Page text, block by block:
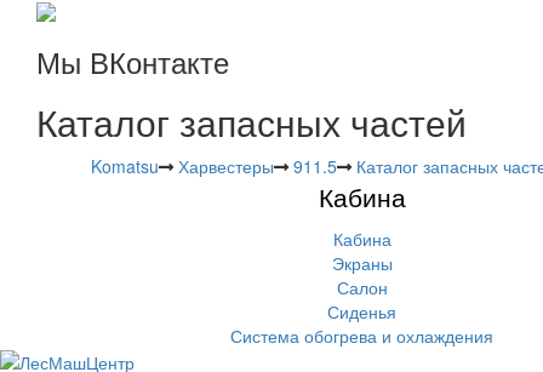
Мы ВКонтакте
Каталог запасных частей
Komatsu Харвестеры 911.5 Каталог запасных
Кабина
Кабина
Экраны
Салон
Сиденья
Система обогрева и охлаждения